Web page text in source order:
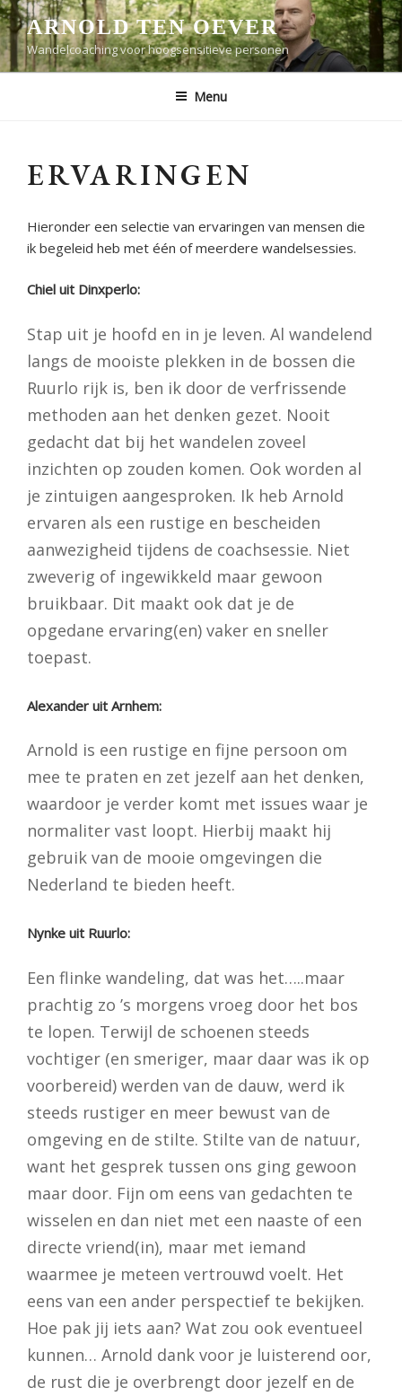
Ga
naar
de
inhoud
ARNOLD TEN OEVER
Wandelcoaching voor hoogsensitieve personen
Menu
ERVARINGEN
Hieronder een selectie van ervaringen van mensen die
ik begeleid heb met één of meerdere wandelsessies.
Chiel uit Dinxperlo:
Stap uit je hoofd en in je leven. Al wandelend
langs de mooiste plekken in de bossen die
Ruurlo rijk is, ben ik door de verfrissende
methoden aan het denken gezet. Nooit
gedacht dat bij het wandelen zoveel
inzichten op zouden komen. Ook worden al
je zintuigen aangesproken. Ik heb Arnold
ervaren als een rustige en bescheiden
aanwezigheid tijdens de coachsessie. Niet
zweverig of ingewikkeld maar gewoon
bruikbaar. Dit maakt ook dat je de
opgedane ervaring(en) vaker en sneller
toepast.
Alexander uit Arnhem:
Arnold is een rustige en fijne persoon om
mee te praten en zet jezelf aan het denken,
waardoor je verder komt met issues waar je
normaliter vast loopt. Hierbij maakt hij
gebruik van de mooie omgevingen die
Nederland te bieden heeft.
Nynke uit Ruurlo:
Een flinke wandeling, dat was het…..maar
prachtig zo ’s morgens vroeg door het bos
te lopen. Terwijl de schoenen steeds
vochtiger (en smeriger, maar daar was ik op
voorbereid) werden van de dauw, werd ik
steeds rustiger en meer bewust van de
omgeving en de stilte. Stilte van de natuur,
want het gesprek tussen ons ging gewoon
maar door. Fijn om eens van gedachten te
wisselen en dan niet met een naaste of een
directe vriend(in), maar met iemand
waarmee je meteen vertrouwd voelt. Het
eens van een ander perspectief te bekijken.
Hoe pak jij iets aan? Wat zou ook eventueel
kunnen… Arnold dank voor je luisterend oor,
de rust die je overbrengt door jezelf en de